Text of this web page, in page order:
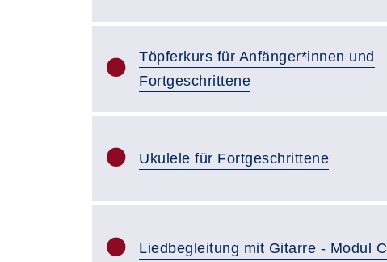
Töpferkurs für Anfänger*innen und
Fortgeschrittene
Ukulele für Fortgeschrittene
Liedbegleitung mit Gitarre - Modul C